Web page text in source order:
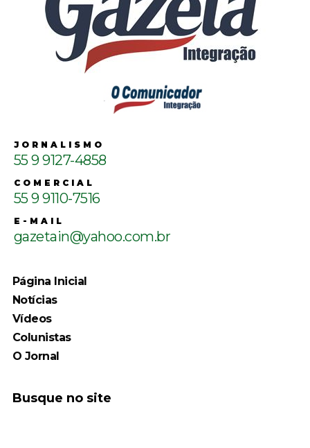
JORNALISMO
55 9 9127-4858
COMERCIAL
55 9 9110-7516
E-MAIL
gazetain@yahoo.com.br
Página Inicial
Notícias
Vídeos
Colunistas
O Jornal
Busque no site